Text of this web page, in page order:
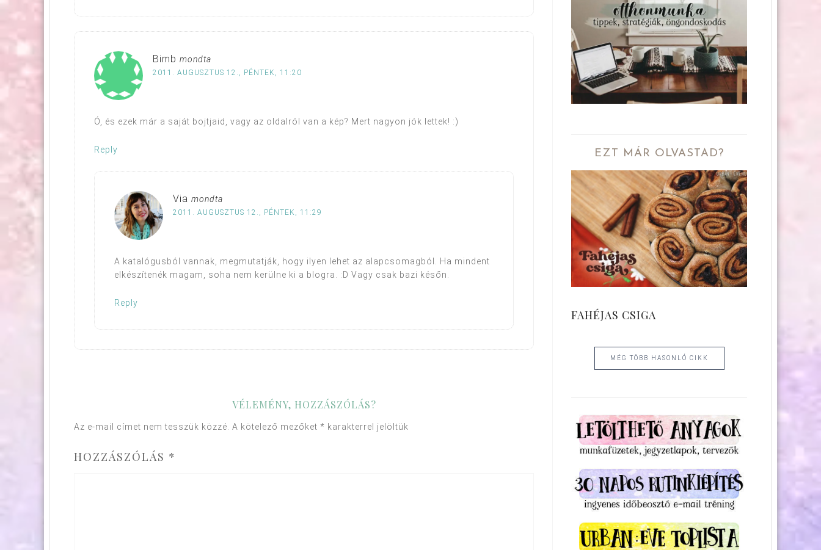
Bimb mondta
2011. AUGUSZTUS 12., PÉNTEK, 11:20
Ó, és ezek már a saját bojtjaid, vagy az oldalról van a kép? Mert nagyon jók lettek! :)
Reply
Via mondta
2011. AUGUSZTUS 12., PÉNTEK, 11:29
A katalógusból vannak, megmutatják, hogy ilyen lehet az alapcsomagból. Ha mindent
elkészítenék magam, soha nem kerülne ki a blogra. :D Vagy csak bazi későn.
Reply
VÉLEMÉNY, HOZZÁSZÓLÁS?
Az e-mail címet nem tesszük közzé. A kötelező mezőket * karakterrel jelöltük
HOZZÁSZÓLÁS *
EZT MÁR OLVASTAD?
FAHÉJAS CSIGA
MÉG TÖBB HASONLÓ CIKK